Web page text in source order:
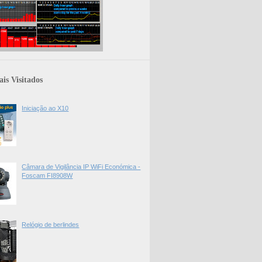
Visitados
Iniciação ao X10
Câmara de Vigilância IP WiFi Económica -
Foscam FI8908W
Relógio de berlindes